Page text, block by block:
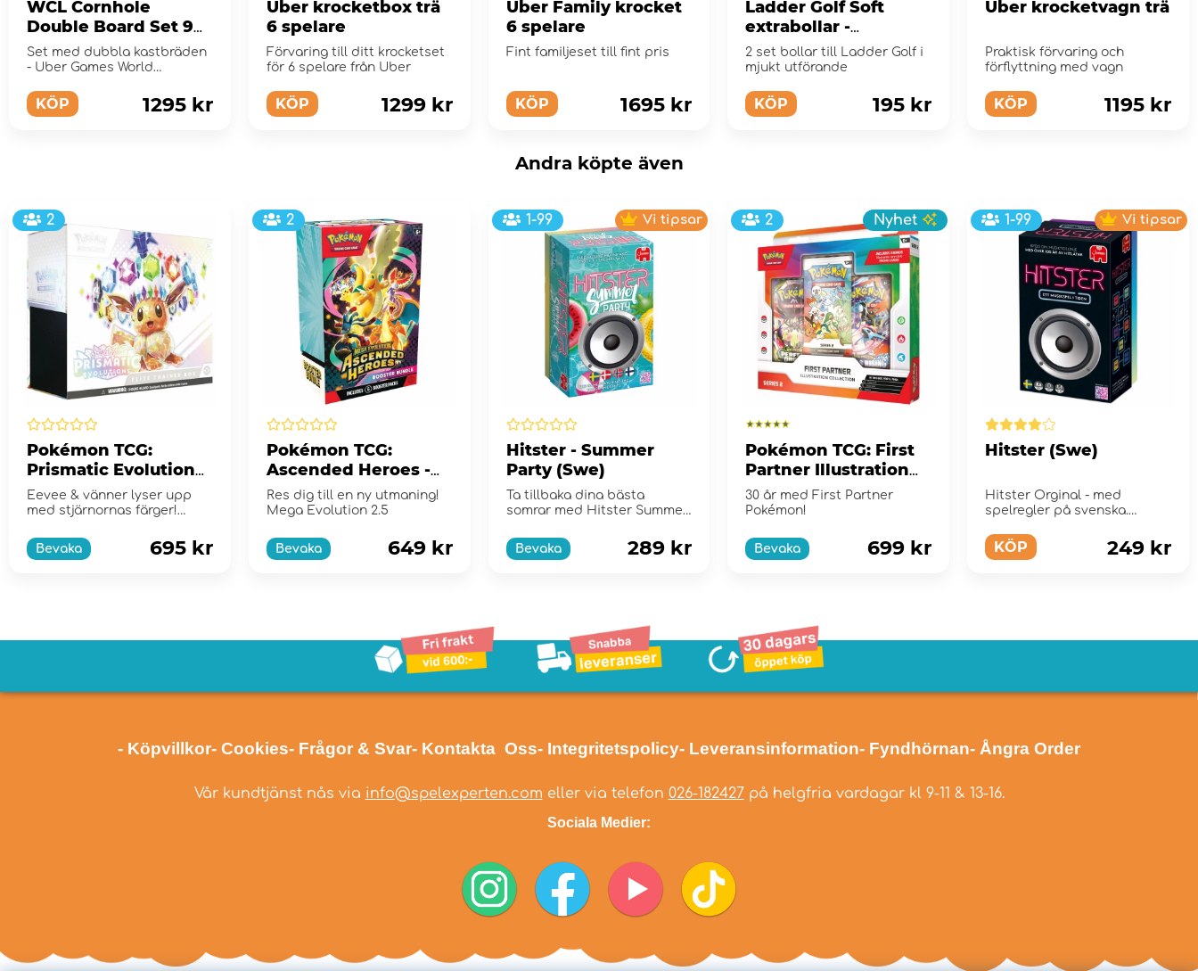
WCL Cornhole
Double Board Set 90
x 60 cm
Set med dubbla kastbräden
- Uber Games World
KÖP 1295 kr
Uber krocketbox trä
6 spelare
Förvaring till ditt krocketset
för 6 spelare från Uber
KÖP 1299 kr
Uber Family krocket
6 spelare
Fint familjeset till fint pris
KÖP 1695 kr
Ladder Golf Soft
extrabollar -
marinblå och vit
2 set bollar till Ladder Golf i
mjukt utförande
KÖP 195 kr
Uber krocketvagn trä
Praktisk förvaring och
förflyttning med vagn
KÖP 1195 kr
Andra köpte även
2
Pokémon TCG:
Prismatic Evolutions
Elite Trainer Box
Eevee & vänner lyser upp
med stjärnornas färger!
Bevaka
695 kr
2
Pokémon TCG:
Ascended Heroes -
Booster Bundle
Res dig till en ny utmaning!
Mega Evolution 2.5
Bevaka 649 kr
1-99 Vi tipsar
Hitster - Summer
Party (Swe)
Ta tillbaka dina bästa
somrar med Hitster Summer
Bevaka
289 kr
2 Nyhet
Pokémon TCG: First
Partner Illustration
Collection - Series 2
30 år med First Partner
Pokémon!
Bevaka 699 kr
1-99 Vi tipsar
Hitster (Swe)
Hitster Orginal - med
spelregler på svenska.
KÖP 249 kr
- Köpvillkor- Cookies- Frågor & Svar- Kontakta Oss- Integritetspolicy- Leveransinformation- Fyndhörnan- Ångra Order
Vår kundtjänst nås via info@spelexperten.com eller via telefon 026-182427på helgfria vardagar kl 9-11 & 13-16.
Sociala Medier: